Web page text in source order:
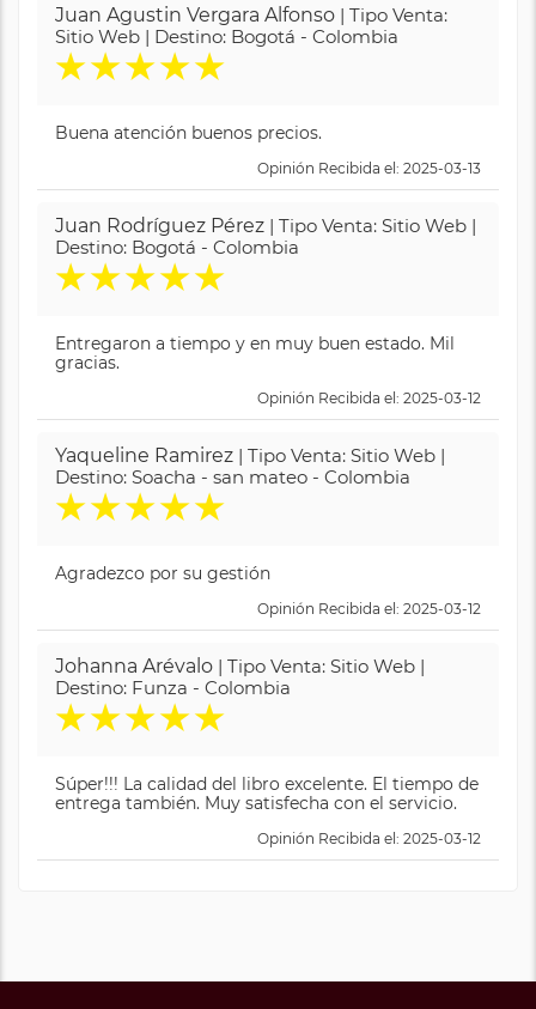
Juan Agustin Vergara Alfonso | Tipo Venta:
Sitio Web | Destino: Bogotá - Colombia
★★★★★
Buena atención buenos precios.
Opinión Recibida el: 2025-03-13
Juan Rodríguez Pérez | Tipo Venta: Sitio Web |
Destino: Bogotá - Colombia
★★★★★
Entregaron a tiempo y en muy buen estado. Mil
gracias.
Opinión Recibida el: 2025-03-12
Yaqueline Ramirez | Tipo Venta: Sitio Web |
Destino: Soacha - san mateo - Colombia
★★★★★
Agradezco por su gestión
Opinión Recibida el: 2025-03-12
Johanna Arévalo | Tipo Venta: Sitio Web |
Destino: Funza - Colombia
★★★★★
Súper!!! La calidad del libro excelente. El tiempo de
entrega también. Muy satisfecha con el servicio.
Opinión Recibida el: 2025-03-12